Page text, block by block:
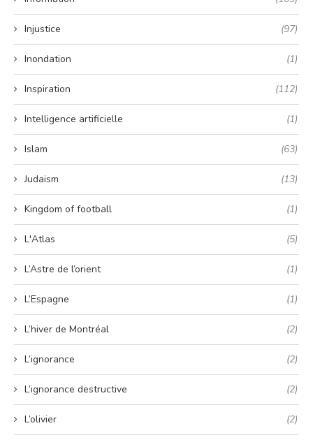
Injustice (97)
Inondation (1)
Inspiration (112)
Intelligence artificielle (1)
Islam (63)
Judaism (13)
Kingdom of football (1)
L'Atlas (5)
L’Astre de l’orient (1)
L’Espagne (1)
L’hiver de Montréal (2)
L’ignorance (2)
L’ignorance destructive (2)
L’olivier (2)